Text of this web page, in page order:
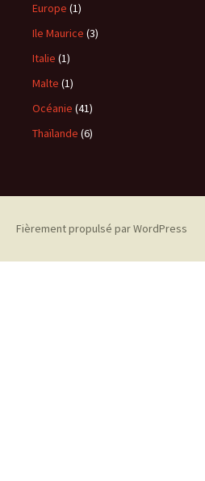
Europe (1)
Ile Maurice (3)
Italie (1)
Malte (1)
Océanie (41)
Thaïlande (6)
Fièrement propulsé par WordPress